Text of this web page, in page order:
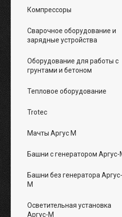
Компрессоры
Сварочное оборудование и
зарядные устройства
Оборудование для работы с
грунтами и бетоном
Тепловое оборудование
Trotec
Мачты Аргус М
Башни с генератором Аргус-
Башни без генератора Аргус-
М
Осветительная установка
Аргус-М